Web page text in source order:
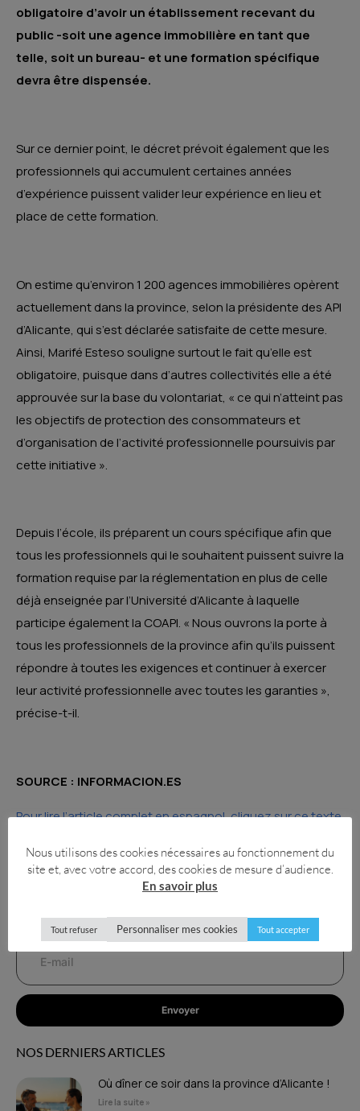
obligatoire d’avoir un établissement recevant du
public -soit une agence immobilière en tant que
telle, soit un bureau- et une formation spécifique
devra être dispensée.
Sur ce dernier point, le décret prévoit également que les
professionnels qui accumulent certaines années
d’expérience puissent valider leur expérience en lieu et
place de cette formation.
On estime qu’environ 1 200 agences immobilières opèrent
actuellement dans la province, selon la présidente des API
d’Alicante, qui s’est déclarée satisfaite de cette mesure.
Ainsi, Marifé Esteso souligne surtout le fait qu’elle est
obligatoire, puisque dans d’autres collectivités elle a été
approuvée sur la base du volontariat, « ce qui n’atteint pas
les objectifs de protection des consommateurs et
d’organisation de l’activité professionnelle poursuivis par
cette initiative ».
Depuis l’école, ils préparent un cours spécifique afin que
tous les professionnels qui le souhaitent puissent suivre la
formation requise par la réglementation en plus de celle
déjà enseignée par l’Université d’Alicante à laquelle
participe également la COAPI. « Nous ouvrons la porte à
tous les professionnels de la province afin qu’ils puissent
répondre à toutes les exigences et continuer à exercer
leur activité professionnelle avec toutes les garanties »,
précise-t-il.
SOURCE : INFORMACION.ES
Pour lire l’article complet en espagnol, cliquez sur ce texte
ENVOYEZ-NOUS VOTRE EMAIL POUR RECEVOIR
Envoyer
NOS DERNIERS ARTICLES
Où dîner ce soir dans la province d’Alicante !
Lire la suite »
Nous utilisons des cookies nécessaires au fonctionnement du
site et, avec votre accord, des cookies de mesure d’audience.
En savoir plus
Tout refuser Personnaliser mes cookies Tout accepter